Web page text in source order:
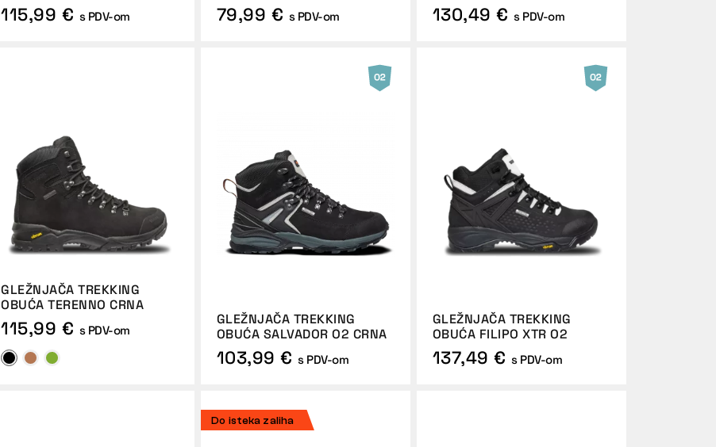
115,99 € s PDV-om 79,99 € s PDV-om 130,49 € s PDV-om
GLEŽNJAČA TREKKING
OBUĆA TERENNO CRNA
115,99 € s PDV-om
GLEŽNJAČA TREKKING
OBUĆA SALVADOR O2 CRNA
103,99 € s PDV-om
GLEŽNJAČA TREKKING
OBUĆA FILIPO XTR O2
137,49 € s PDV-om
Do isteka zaliha